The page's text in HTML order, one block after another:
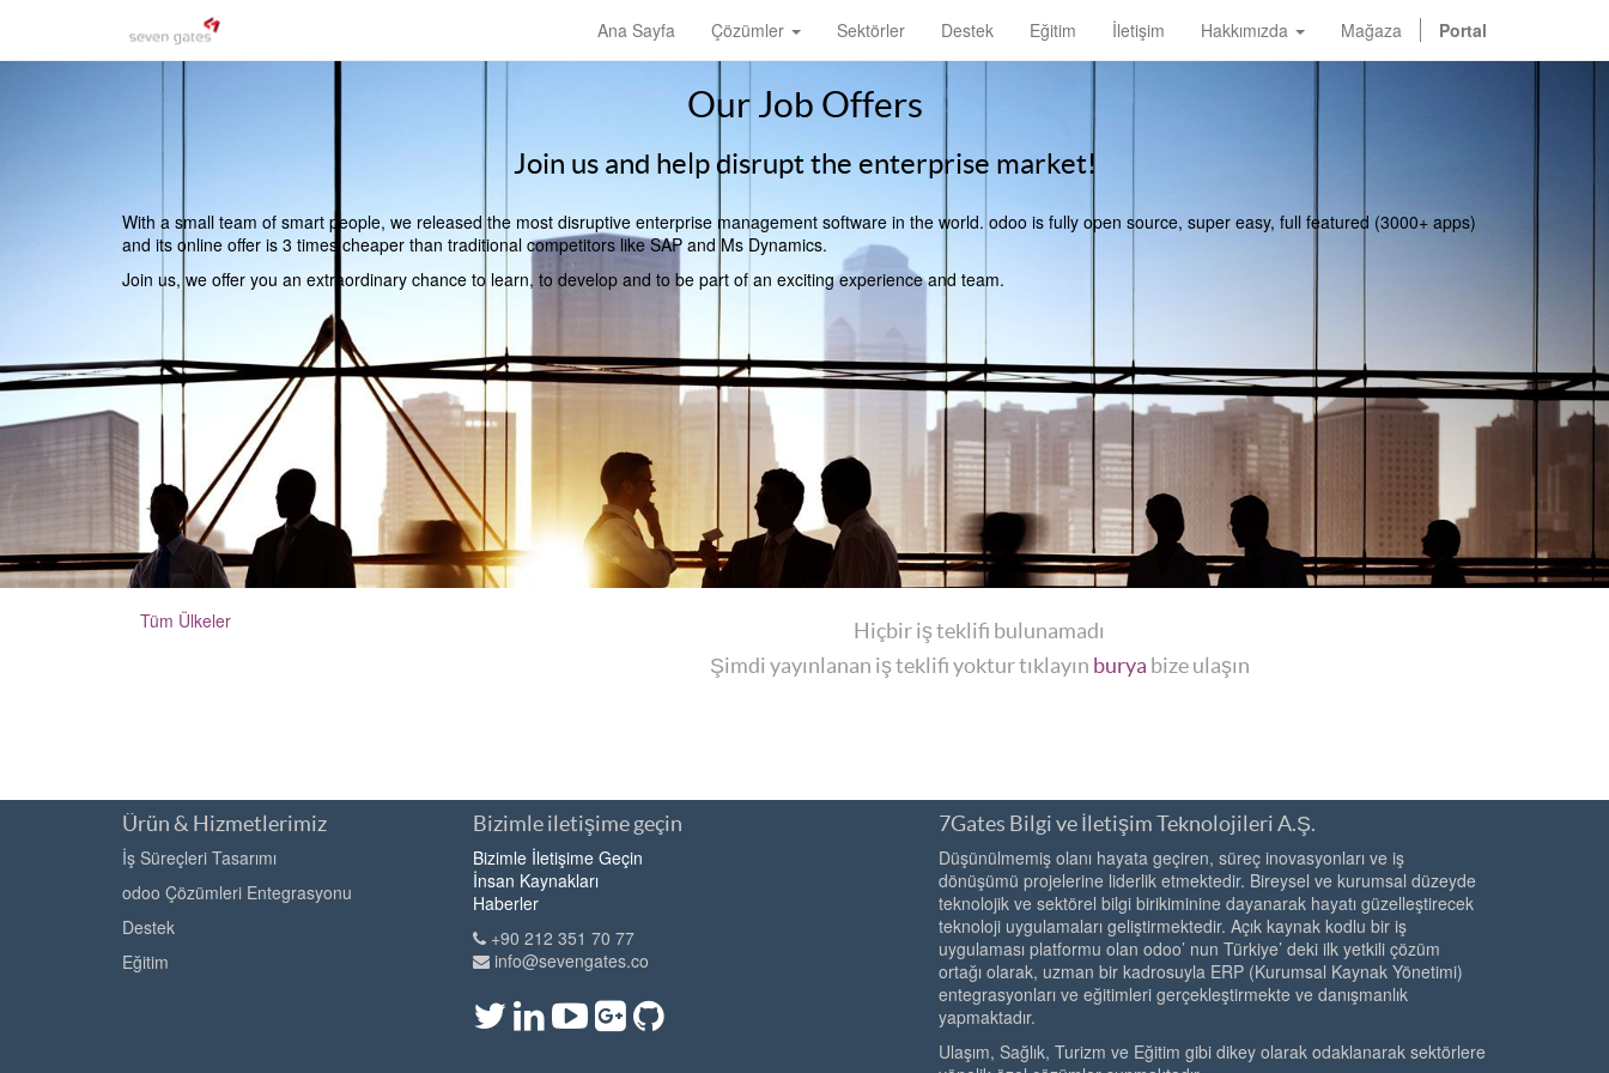
Ana Sayfa Çözümler Sektörler Destek Eğitim İletişim Hakkımızda Mağaza Portal
Our Job Offers
Join us and help disrupt the enterprise market!
With a small team of smart people, we released the most disruptive enterprise management software in the world. odoo is fully open source, super easy, full featured (3000+ apps)
and its online offer is 3 times cheaper than traditional competitors like SAP and Ms Dynamics.
Join us, we offer you an extraordinary chance to learn, to develop and to be part of an exciting experience and team.
Tüm Ülkeler
Hiçbir iş teklifi bulunamadı
Şimdi yayınlanan iş teklifi yoktur tıklayın burya bize ulaşın
Ürün & Hizmetlerimiz
İş Süreçleri Tasarımı
odoo Çözümleri Entegrasyonu
Destek
Eğitim
Bizimle iletişime geçin
Bizimle İletişime Geçin
İnsan Kaynakları
Haberler
+90 212 351 70 77
info@sevengates.co
7Gates Bilgi ve İletişim Teknolojileri A.Ş.
Düşünülmemiş olanı hayata geçiren, süreç inovasyonları ve iş
dönüşümü projelerine liderlik etmektedir. Bireysel ve kurumsal düzeyde
teknolojik ve sektörel bilgi birikiminine dayanarak hayatı güzelleştirecek
teknoloji uygulamaları geliştirmektedir. Açık kaynak kodlu bir iş
uygulaması platformu olan odoo’ nun Türkiye’ deki ilk yetkili çözüm
ortağı olarak, uzman bir kadrosuyla ERP (Kurumsal Kaynak Yönetimi)
entegrasyonları ve eğitimleri gerçekleştirmekte ve danışmanlık
yapmaktadır.
Ulaşım, Sağlık, Turizm ve Eğitim gibi dikey olarak odaklanarak sektörlere